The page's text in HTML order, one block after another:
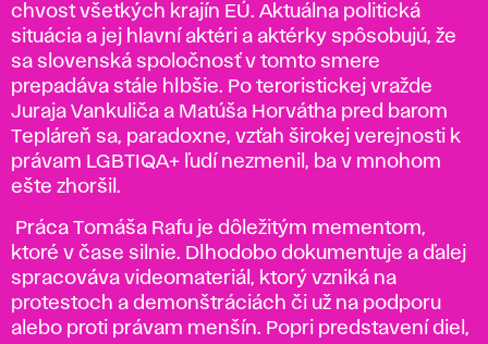
chvost všetkých krajín EÚ. Aktuálna politická
situácia a jej hlavní aktéri a aktérky spôsobujú, že
sa slovenská spoločnosť v tomto smere
prepadáva stále hlbšie. Po teroristickej vražde
Juraja Vankuliča a Matúša Horvátha pred barom
Tepláreň sa, paradoxne, vzťah širokej verejnosti k
právam LGBTIQA+ ľudí nezmenil, ba v mnohom
ešte zhoršil.
Práca Tomáša Rafu je dôležitým mementom,
ktoré v čase silnie. Dlhodobo dokumentuje a ďalej
spracováva videomateriál, ktorý vzniká na
protestoch a demonštráciách či už na podporu
alebo proti právam menšín. Popri predstavení diel,